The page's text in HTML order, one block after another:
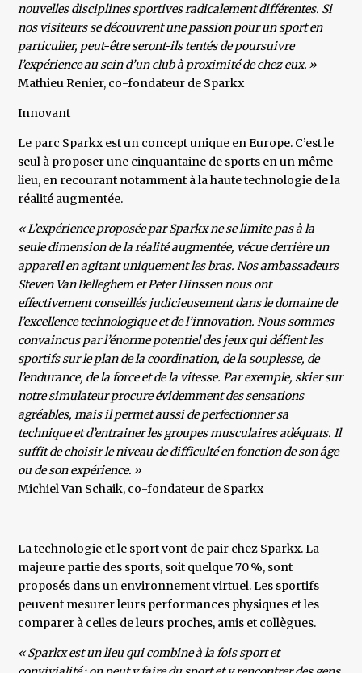
nouvelles disciplines sportives radicalement différentes. Si
nos visiteurs se découvrent une passion pour un sport en
particulier, peut-être seront-ils tentés de poursuivre
l’expérience au sein d’un club à proximité de chez eux. »
​Mathieu Renier, co-fondateur de Sparkx
Innovant
Le parc Sparkx est un concept unique en Europe. C’est le
seul à proposer une cinquantaine de sports en un même
lieu, en recourant notamment à la haute technologie de la
réalité augmentée.
« L’expérience proposée par Sparkx ne se limite pas à la
seule dimension de la réalité augmentée, vécue derrière un
appareil en agitant uniquement les bras. Nos ambassadeurs
Steven Van Belleghem et Peter Hinssen nous ont
effectivement conseillés judicieusement dans le domaine de
l’excellence technologique et de l’innovation. Nous sommes
convaincus par l’énorme potentiel des jeux qui défient les
sportifs sur le plan de la coordination, de la souplesse, de
l’endurance, de la force et de la vitesse. Par exemple, skier sur
notre simulateur procure évidemment des sensations
agréables, mais il permet aussi de perfectionner sa
technique et d’entrainer les groupes musculaires adéquats. Il
suffit de choisir le niveau de difficulté en fonction de son âge
ou de son expérience. »
​Michiel Van Schaik, co-fondateur de Sparkx
La technologie et le sport vont de pair chez Sparkx. La
majeure partie des sports, soit quelque 70 %, sont
proposés dans un environnement virtuel. Les sportifs
peuvent mesurer leurs performances physiques et les
comparer à celles de leurs proches, amis et collègues.
« Sparkx est un lieu qui combine à la fois sport et